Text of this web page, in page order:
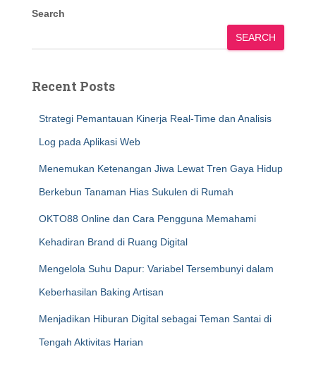
Search
SEARCH
Recent Posts
Strategi Pemantauan Kinerja Real-Time dan Analisis
Log pada Aplikasi Web
Menemukan Ketenangan Jiwa Lewat Tren Gaya Hidup
Berkebun Tanaman Hias Sukulen di Rumah
OKTO88 Online dan Cara Pengguna Memahami
Kehadiran Brand di Ruang Digital
Mengelola Suhu Dapur: Variabel Tersembunyi dalam
Keberhasilan Baking Artisan
Menjadikan Hiburan Digital sebagai Teman Santai di
Tengah Aktivitas Harian